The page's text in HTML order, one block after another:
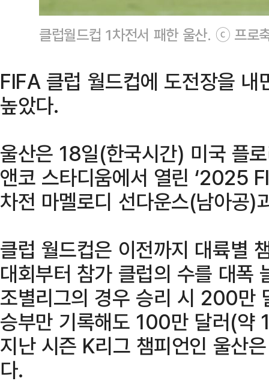
클럽월드컵 1차전서 패한 울산. ⓒ 프로
FIFA 클럽 월드컵에 도전장을
높았다.
울산은 18일(한국시간) 미국 플
앤코 스타디움에서 열린 ‘2025
차전 마멜로디 선다운스(남아공
클럽 월드컵은 이전까지 대륙별
대회부터 참가 클럽의 수를 대폭
조별리그의 경우 승리 시 200
승부만 기록해도 100만 달러(
지난 시즌 K리그 챔피언인 울산
다.